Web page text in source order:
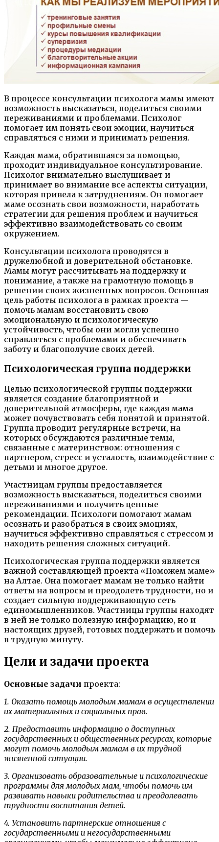
В процессе консультации психолога мамы имеют
возможность высказаться, поделиться своими
переживаниями и проблемами. Психолог
помогает им понять свои эмоции, научиться
справляться с ними и принимать решения.
Каждая мама, обратившаяся за помощью,
проходит индивидуальное консультирование.
Психолог внимательно выслушивает и
принимает во внимание все аспекты ситуации,
которая привела к затруднениям. Он помогает
маме осознать свои возможности, наработать
стратегии для решения проблем и научиться
эффективно взаимодействовать со своим
окружением.
Консультации психолога проводятся в
дружелюбной и доверительной обстановке.
Мамы могут рассчитывать на поддержку и
понимание, а также на грамотную помощь в
решении своих жизненных вопросов. Основная
цель работы психолога в рамках проекта —
помочь мамам восстановить свою
эмоциональную и психологическую
устойчивость, чтобы они могли успешно
справляться с проблемами и обеспечивать
заботу и благополучие своих детей.
Психологическая группа поддержки
Целью психологической группы поддержки
является создание благоприятной и
доверительной атмосферы, где каждая мама
может почувствовать себя понятой и принятой.
Группа проводит регулярные встречи, на
которых обсуждаются различные темы,
связанные с материнством: отношения с
партнером, стресс и усталость, взаимодействие с
детьми и многое другое.
Участницам группы предоставляется
возможность высказаться, поделиться своими
переживаниями и получить ценные
рекомендации. Психологи помогают мамам
осознать и разобраться в своих эмоциях,
научиться эффективно справляться с стрессом и
находить решения сложных ситуаций.
Психологическая группа поддержки является
важной составляющей проекта «Поможем маме»
на Алтае. Она помогает мамам не только найти
ответы на вопросы и преодолеть трудности, но и
создает сильную поддерживающую сеть
единомышленников. Участницы группы находят
в ней не только полезную информацию, но и
настоящих друзей, готовых поддержать и помочь
в трудную минуту.
Цели и задачи проекта
Основные задачи проекта:
1. Оказать помощь молодым мамам в осуществлении
их материальных и социальных прав.
2. Предоставить информацию о доступных
государственных и общественных ресурсах, которые
могут помочь молодым мамам в их трудной
жизненной ситуации.
3. Организовать образовательные и психологические
программы для молодых мам, чтобы помочь им
развивать навыки родительства и преодолевать
трудности воспитания детей.
4. Установить партнерские отношения с
государственными и негосударственными